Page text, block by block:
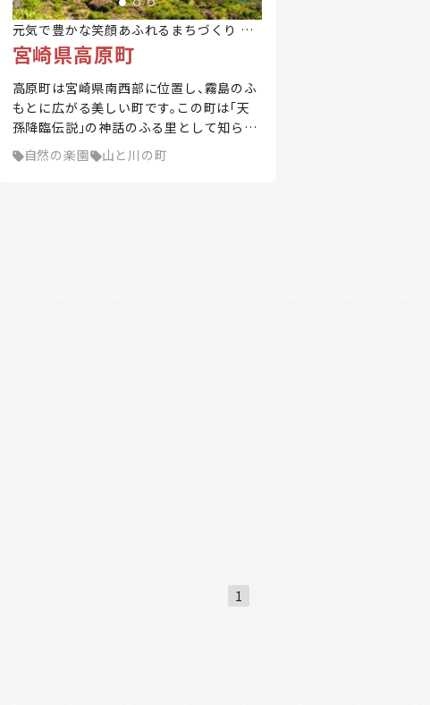
元気で豊かな笑顔あふれるまちづくり 神
武の里 たかはる
宮崎県高原町
高原町は宮崎県南西部に位置し、霧島のふ
もとに広がる美しい町です。この町は「天
孫降臨伝説」の神話のふる里として知られ
ています。宮崎県の南西部、宮崎市から西
へ約40キロメートルの場所にあり、町域西
自然の楽園 山と川の町
1